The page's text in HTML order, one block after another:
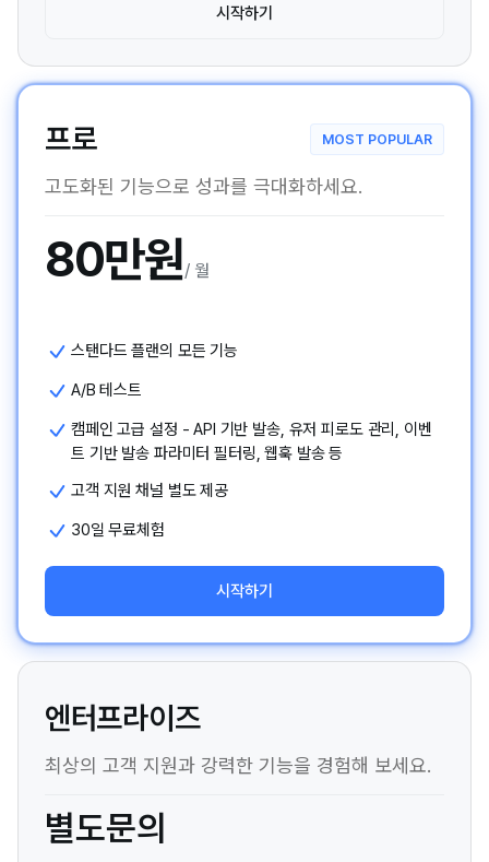
시작하기
프로 MOST POPULAR
고도화된 기능으로 성과를 극대화하세요.
80만원/ 월
스탠다드 플랜의 모든 기능
A/B 테스트
캠페인 고급 설정 - API 기반 발송, 유저 피로도 관리, 이벤
트 기반 발송 파라미터 필터링, 웹훅 발송 등
고객 지원 채널 별도 제공
30일 무료체험
시작하기
엔터프라이즈
최상의 고객 지원과 강력한 기능을 경험해 보세요.
별도문의